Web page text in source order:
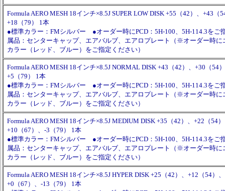
Formula AERO MESH 18インチ×8.5J SUPER LOW DISK +55（42）、+43（
+18（79） 1本
●標準カラー：FMシルバー ●オーダー時にPCD：5H-100、5H-114.3を
属品：センターキャップ、エアバルブ、エアロプレート（※オーダー時に
カラー（レッド、ブルー）をご指定ください）
Formula AERO MESH 18インチ×8.5J NORMAL DISK +43（42）、+30（54
+5（79） 1本
●標準カラー：FMシルバー ●オーダー時にPCD：5H-100、5H-114.3を
属品：センターキャップ、エアバルブ、エアロプレート（※オーダー時に
カラー（レッド、ブルー）をご指定ください）
Formula AERO MESH 18インチ×8.5J MEDIUM DISK +35（42）、+22（54
+10（67）、-3（79） 1本
●標準カラー：FMシルバー ●オーダー時にPCD：5H-100、5H-114.3を
属品：センターキャップ、エアバルブ、エアロプレート（※オーダー時に
カラー（レッド、ブルー）をご指定ください）
Formula AERO MESH 18インチ×8.5J HYPER DISK +25（42）、+12（54）、
+0（67）、-13（79） 1本